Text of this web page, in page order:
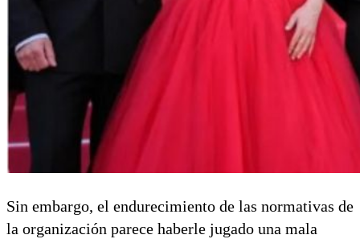
Sin embargo, el endurecimiento de las normativas de
la organización parece haberle jugado una mala